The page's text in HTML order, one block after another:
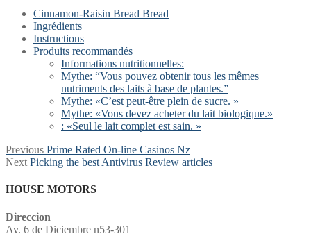
Cinnamon-Raisin Bread Bread
Ingrédients
Instructions
Produits recommandés
Informations nutritionnelles:
Mythe: “Vous pouvez obtenir tous les mêmes
nutriments des laits à base de plantes.”
Mythe: «C’est peut-être plein de sucre. »
Mythe: «Vous devez acheter du lait biologique.»
: «Seul le lait complet est sain. »
Post
navigation
Previous Previous
post:
Prime Rated On-line Casinos Nz
Next Next
Picking the best Antivirus Review articles
HOUSE MOTORS
Direccion
Av. 6 de Diciembre n53-301